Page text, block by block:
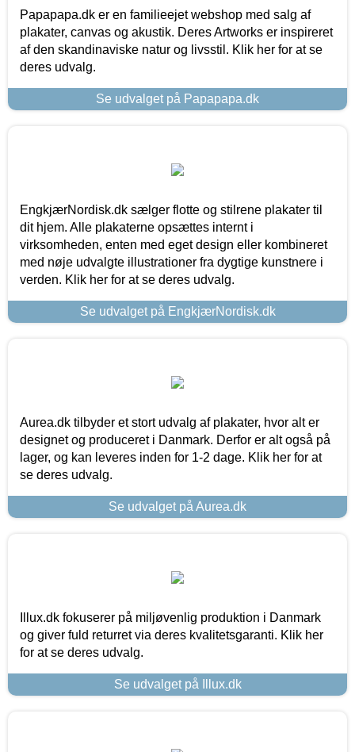
Papapapa.dk er en familieejet webshop med salg af
plakater, canvas og akustik. Deres Artworks er inspireret
af den skandinaviske natur og livsstil. Klik her for at se
deres udvalg.
Se udvalget på Papapapa.dk
EngkjærNordisk.dk sælger flotte og stilrene plakater til
dit hjem. Alle plakaterne opsættes internt i
virksomheden, enten med eget design eller kombineret
med nøje udvalgte illustrationer fra dygtige kunstnere i
verden. Klik her for at se deres udvalg.
Se udvalget på EngkjærNordisk.dk
Aurea.dk tilbyder et stort udvalg af plakater, hvor alt er
designet og produceret i Danmark. Derfor er alt også på
lager, og kan leveres inden for 1-2 dage. Klik her for at
se deres udvalg.
Se udvalget på Aurea.dk
Illux.dk fokuserer på miljøvenlig produktion i Danmark
og giver fuld returret via deres kvalitetsgaranti. Klik her
for at se deres udvalg.
Se udvalget på Illux.dk